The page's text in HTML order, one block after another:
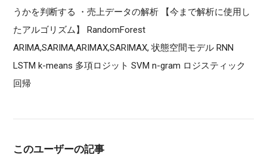
うかを判断する ・売上データの解析 【今まで解析に使用し
たアルゴリズム】 RandomForest
ARIMA,SARIMA,ARIMAX,SARIMAX, 状態空間モデル RNN
LSTM k-means 多項ロジット SVM n-gram ロジスティック
回帰
このユーザーの記事